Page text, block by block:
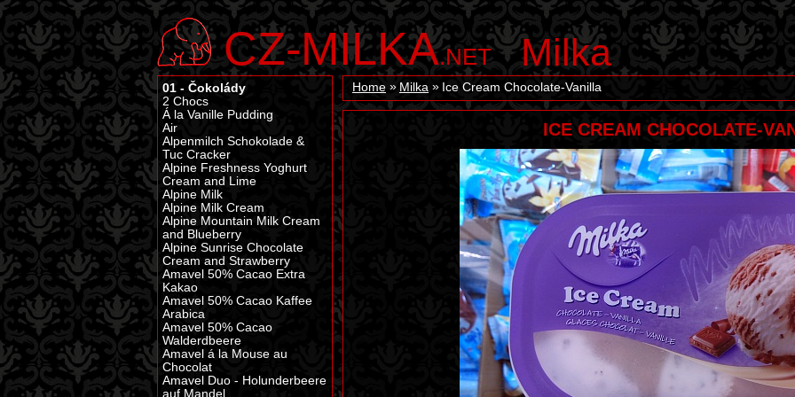
CZ-MILKA.NET Milka
Home Milka Ice Cream Chocolate-Vanilla
ICE CREAM CHOCOLATE-
01 - Čokolády
2 Chocs
Á la Vanille Pudding
Air
Alpenmilch Schokolade &
Tuc Cracker
Alpine Freshness Yoghurt
Cream and Lime
Alpine Milk
Alpine Milk Cream
Alpine Mountain Milk Cream
and Blueberry
Alpine Sunrise Chocolate
Cream and Strawberry
Amavel 50% Cacao Extra
Kakao
Amavel 50% Cacao Kaffee
Arabica
Amavel 50% Cacao
Walderdbeere
Amavel á la Mouse au
Chocolat
Amavel Duo - Holunderbeere
auf Mandel